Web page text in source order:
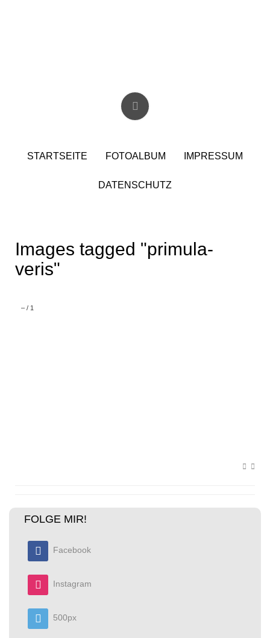
STARTSEITE FOTOALBUM IMPRESSUM
DATENSCHUTZ
Images tagged "primula-
veris"
– / 1
FOLGE MIR!
Facebook
Instagram
500px